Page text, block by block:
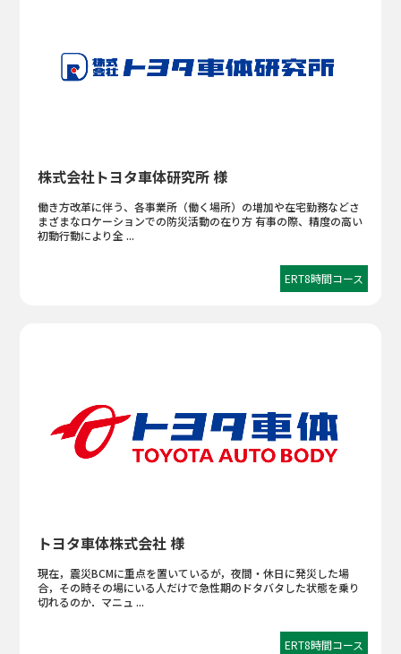
株式会社トヨタ車体研究所 様
働き方改革に伴う、各事業所（働く場所）の増加や在宅勤務などさ
まざまなロケーションでの防災活動の在り方 有事の際、精度の高い
初動行動により全 ...
ERT8時間コース
トヨタ車体株式会社 様
現在，震災BCMに重点を置いているが，夜間・休日に発災した場
合，その時その場にいる人だけで急性期のドタバタした状態を乗り
切れるのか．マニュ ...
ERT8時間コース